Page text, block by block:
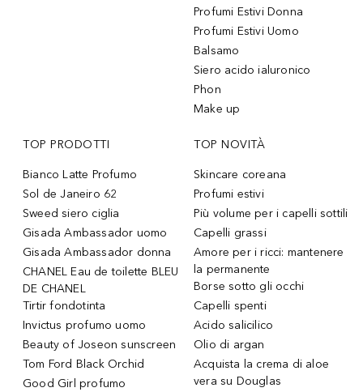
Profumi Estivi Donna
Profumi Estivi Uomo
Balsamo
Siero acido ialuronico
Phon
Make up
TOP PRODOTTI
Bianco Latte Profumo
Sol de Janeiro 62
Sweed siero ciglia
Gisada Ambassador uomo
Gisada Ambassador donna
CHANEL Eau de toilette BLEU
DE CHANEL
Tirtir fondotinta
Invictus profumo uomo
Beauty of Joseon sunscreen
Tom Ford Black Orchid
Good Girl profumo
TOP NOVITÀ
Skincare coreana
Profumi estivi
Più volume per i capelli sottili
Capelli grassi
Amore per i ricci: mantenere
la permanente
Borse sotto gli occhi
Capelli spenti
Acido salicilico
Olio di argan
Acquista la crema di aloe
vera su Douglas